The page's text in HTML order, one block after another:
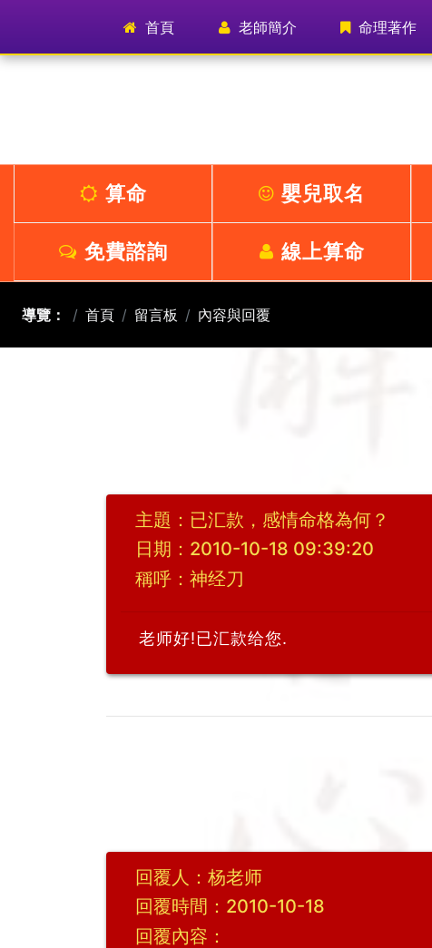
首頁 (current) 老師簡介 命理著作
算命 嬰兒取名
免費諮詢 線上算命
導覽： 首頁 留言板 內容與回覆
主題：已汇款，感情命格為何？
日期：2010-10-18 09:39:20
稱呼：神经刀
老师好!已汇款给您.
回覆人：杨老师
回覆時間：2010-10-18
回覆內容：